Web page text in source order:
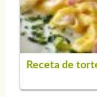
Receta de